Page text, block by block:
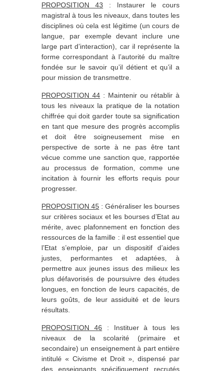
PROPOSITION 43 : Instaurer le cours
magistral à tous les niveaux, dans toutes les
disciplines où cela est légitime (un cours de
langue, par exemple devant inclure une
large part d’interaction), car il représente la
forme correspondant à l’autorité du maître
fondée sur le savoir qu’il détient et qu’il a
pour mission de transmettre.
PROPOSITION 44 : Maintenir ou rétablir à
tous les niveaux la pratique de la notation
chiffrée qui doit garder toute sa signification
en tant que mesure des progrès accomplis
et doit être soigneusement mise en
perspective de sorte à ne pas être tant
vécue comme une sanction que, rapportée
au processus de formation, comme une
incitation à fournir les efforts requis pour
progresser.
PROPOSITION 45 : Généraliser les bourses
sur critères sociaux et les bourses d’Etat au
mérite, avec plafonnement en fonction des
ressources de la famille : il est essentiel que
l’Etat s’emploie, par un dispositif d’aides
justes, performantes et adaptées, à
permettre aux jeunes issus des milieux les
plus défavorisés de poursuivre des études
longues, en fonction de leurs capacités, de
leurs goûts, de leur assiduité et de leurs
résultats.
PROPOSITION 46 : Instituer à tous les
niveaux de la scolarité (primaire et
secondaire) un enseignement à part entière
intitulé « Civisme et Droit », dispensé par
des enseignants spécifiquement recrutés